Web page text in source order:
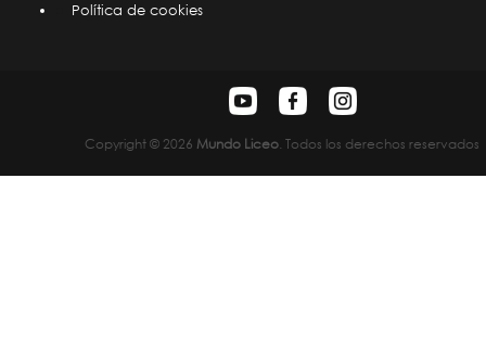
Política de cookies
Copyright © 2026 Mundo Liceo. Todos los derechos reservados